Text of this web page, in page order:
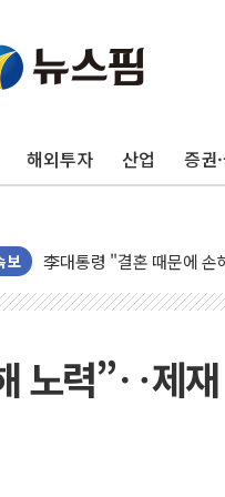
해외투자 산업 증권
보
[속보] 민주, 제주·인천
[속보] 민주, 인천 경선 결
이번주 국내 주요 금융일정
노력”‥제재